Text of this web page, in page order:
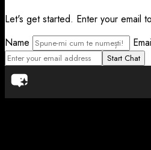
Let's get started. Enter your email
Name
Start Chat